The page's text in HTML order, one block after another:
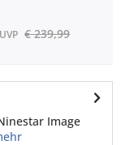
€ 239,99
Image